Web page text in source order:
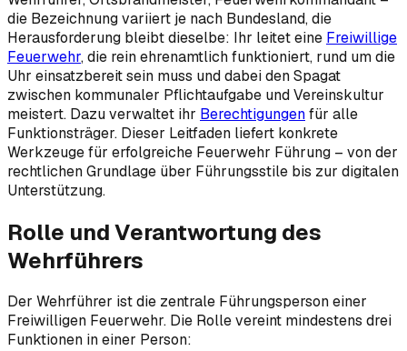
die Bezeichnung variiert je nach Bundesland, die
Herausforderung bleibt dieselbe: Ihr leitet eine Freiwillige
Feuerwehr, die rein ehrenamtlich funktioniert, rund um die
Uhr einsatzbereit sein muss und dabei den Spagat
zwischen kommunaler Pflichtaufgabe und Vereinskultur
meistert. Dazu verwaltet ihr Berechtigungenfür alle
Funktionsträger. Dieser Leitfaden liefert konkrete
Werkzeuge für erfolgreiche Feuerwehr Führung – von der
rechtlichen Grundlage über Führungsstile bis zur digitalen
Unterstützung.
Rolle und Verantwortung des
Wehrführers
Der Wehrführer ist die zentrale Führungsperson einer
Freiwilligen Feuerwehr. Die Rolle vereint mindestens drei
Funktionen in einer Person: